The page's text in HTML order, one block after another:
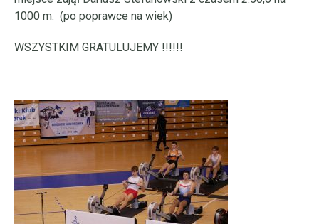
1000 m. (po poprawce na wiek)
WSZYSTKIM GRATULUJEMY !!!!!!